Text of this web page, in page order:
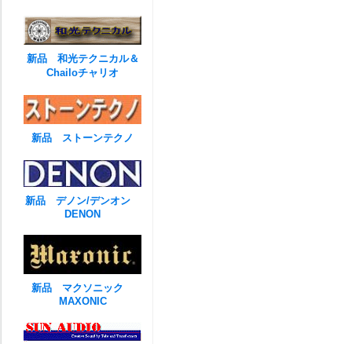
新品 和光テクニカル＆
Chailoチャリオ
新品 ストーンテクノ
新品 デノン/デンオン
DENON
新品 マクソニック
MAXONIC